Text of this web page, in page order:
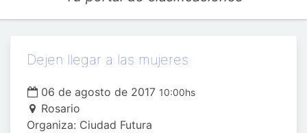
Dejen llegar a las mujeres
06 de agosto de 2017 10:00hs
Rosario
Organiza: Ciudad Futura